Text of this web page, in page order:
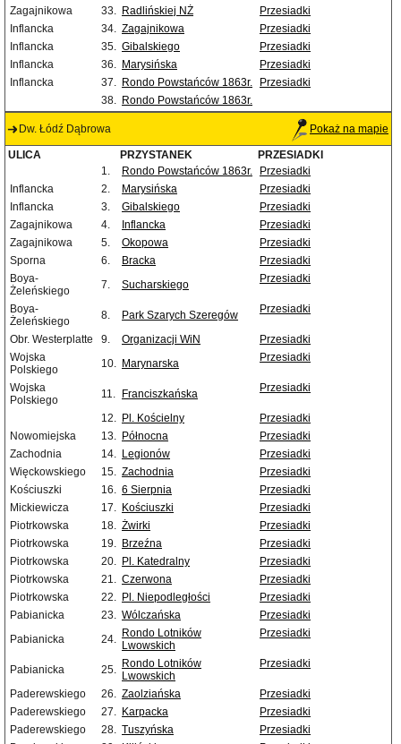
Zagajnikowa
33. Radlińskiej NŻ
Przesiadki
Inflancka
34. Zagajnikowa
Przesiadki
Inflancka
35. Gibalskiego
Przesiadki
Inflancka
36. Marysińska
Przesiadki
Inflancka
37. Rondo Powstańców 1863r.
Przesiadki
38. Rondo Powstańców 1863r.
Dw. Łódź Dąbrowa Pokaż na mapie
ULICA PRZYSTANEK
PRZESIADKI
1.
Rondo Powstańców 1863r.
Przesiadki
Inflancka
2. Marysińska
Przesiadki
Inflancka
3. Gibalskiego
Przesiadki
Zagajnikowa
4. Inflancka
Przesiadki
Zagajnikowa
5. Okopowa
Przesiadki
Sporna
6. Bracka
Przesiadki
Boya-
Żeleńskiego
7. Sucharskiego Przesiadki
Boya-
Żeleńskiego
8. Park Szarych Szeregów Przesiadki
Obr. Westerplatte 9. Organizacji WiN
Przesiadki
Wojska
Polskiego
10. Marynarska Przesiadki
Wojska
Polskiego
11. Franciszkańska Przesiadki
12. Pl. Kościelny
Przesiadki
Nowomiejska
13. Północna
Przesiadki
Zachodnia
14. Legionów
Przesiadki
Więckowskiego
15. Zachodnia
Przesiadki
Kościuszki
16. 6 Sierpnia
Przesiadki
Mickiewicza
17. Kościuszki
Przesiadki
Piotrkowska
18. Żwirki
Przesiadki
Piotrkowska
19. Brzeźna
Przesiadki
Piotrkowska
20. Pl. Katedralny
Przesiadki
Piotrkowska
21. Czerwona
Przesiadki
Piotrkowska
22. Pl. Niepodległości
Przesiadki
Pabianicka
23. Wólczańska
Przesiadki
Pabianicka
24. Rondo Lotników
Lwowskich
Przesiadki
Pabianicka 25. Rondo Lotników
Lwowskich
Przesiadki
Paderewskiego 26. Zaolziańska
Przesiadki
Paderewskiego
27. Karpacka
Przesiadki
Paderewskiego
28. Tuszyńska
Przesiadki